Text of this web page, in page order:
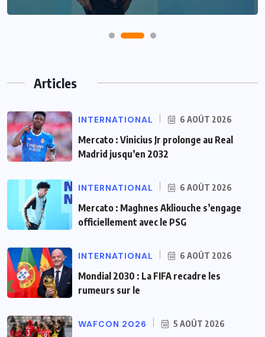
Articles
INTERNATIONAL 6 AOÛT 2026
Mercato : Vinicius Jr prolonge au Real
Madrid jusqu’en 2032
INTERNATIONAL 6 AOÛT 2026
Mercato : Maghnes Akliouche s’engage
officiellement avec le PSG
INTERNATIONAL 6 AOÛT 2026
Mondial 2030 : La FIFA recadre les
rumeurs sur le
WAFCON 2026 5 AOÛT 2026